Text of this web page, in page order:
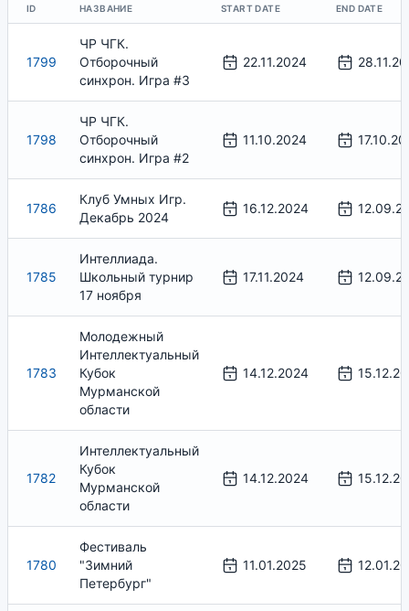
ID НАЗВАНИЕ START DATE END DATE
1799
ЧР ЧГК.
Отборочный
синхрон. Игра #3
22.11.2024
1798
ЧР ЧГК.
Отборочный
синхрон. Игра #2
11.10.2024
1786
Клуб Умных Игр.
Декабрь 2024
16.12.2024
1785
Интеллиада.
Школьный турнир
17 ноября
17.11.2024
1783
Молодежный
Интеллектуальный
Кубок
Мурманской
области
14.12.2024
1782
Интеллектуальный
Кубок
Мурманской
области
14.12.2024
1780
Фестиваль
"Зимний
Петербург"
11.01.2025